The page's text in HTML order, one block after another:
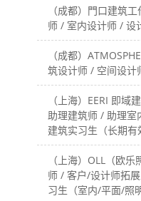
（成都）門口建筑
师 / 室内设计师 / 设
（成都）
筑设计师 / 空间设计
（上海）EERI 即域
助理建筑师 / 助理
建筑实习生（长期有
（上海）OLL（欧
师 / 客户/设计师拓
习生（室内/平面/照